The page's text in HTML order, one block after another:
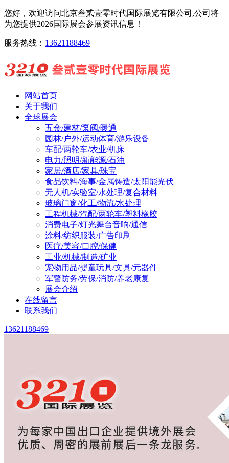
您好，欢迎访问北京叁贰壹零时代国际展览有限公司,公司将
为您提供2026国际展会参展资讯信息！
服务热线： 13621188469
网站首页
关于我们
全球展会
五金/建材/泵阀/暖通
园林/户外/运动体育/游乐设备
车配/两轮车/农业/机床
电力/照明/新能源/石油
家居/酒店/家具/珠宝
食品饮料/海事/金属铸造/太阳能光伏
无人机/实验室/水处理/复合材料
玻璃门窗/化工/物流/水处理
工程机械/汽配/两轮车/塑料橡胶
消费电子/灯光舞台音响/通信
涂料/纺织服装/广告印刷
医疗/美容/口腔/保健
工业/机械/制造/矿业
宠物用品/婴童玩具/文具/元器件
军警防务/劳保/消防/养老康复
展会介绍
在线留言
联系我们
13621188469